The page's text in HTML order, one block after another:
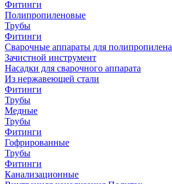
Фитинги
Полипропиленовые
Трубы
Фитинги
Сварочные аппараты для полипропилена
Зачистной инструмент
Насадки для сварочного аппарата
Из нержавеющей стали
Фитинги
Трубы
Медные
Трубы
Фитинги
Гофрированные
Трубы
Фитинги
Канализационные